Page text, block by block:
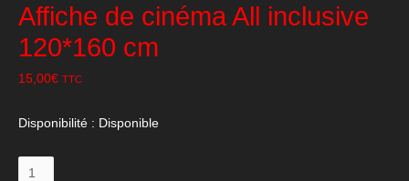
Affiche de cinéma All inclusive
120*160 cm
15,00€ TTC
Disponibilité : Disponible
quantité